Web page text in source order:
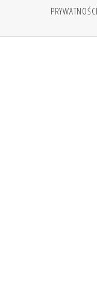
PRYWATNOŚCI